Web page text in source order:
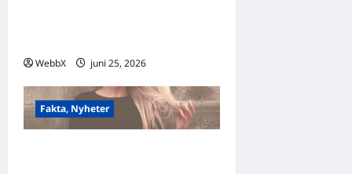
WebbX juni 25, 2026
Fakta, Nyheter